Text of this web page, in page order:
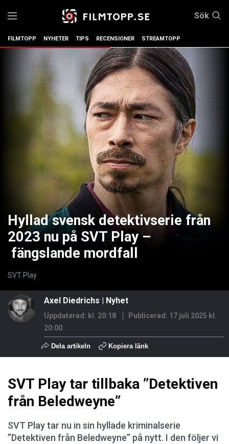
Sök
FILMTOPP NYHETER TIPS RECENSIONER STREAMTOPP
Hyllad svensk detektivserie från
2023 nu på SVT Play –
fängslande mordfall
SVT Play
Axel Diedrichs | Nyhet
Uppdaterad: kl. 20:18 Publicerad: 17 juli 2025 kl.
20:00
Dela artikeln Kopiera länk
SVT Play tar tillbaka ”Detektiven
från Beledweyne”
SVT Play tar nu in sin hyllade kriminalserie
”Detektiven från Beledweyne” på nytt. I den följer vi